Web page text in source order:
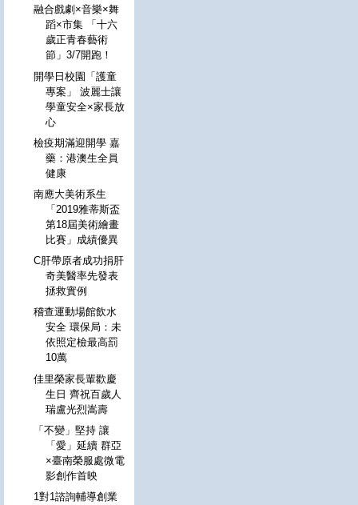
融合戲劇×音樂×舞
蹈×市集 「十六
歲正青春藝術
節」3/7開跑！
開學日校園「護童
專案」 波麗士讓
學童安全×家長放
心
檢疫期滿迎開學 嘉
藥：港澳生全員
健康
南應大美術系生
「2019雅蒂斯盃
第18屆美術繪畫
比賽」成績優異
C肝帶原者成功捐肝
奇美醫率先發表
拯救實例
稽查運動場館飲水
安全 環保局：未
依照定檢最高罰
10萬
佳里榮家長輩歡慶
生日 齊祝百歲人
瑞盧光烈嵩壽
「不變」堅持 讓
「愛」延續 群亞
×臺南榮服處微電
影創作首映
1對1諮詢輔導創業